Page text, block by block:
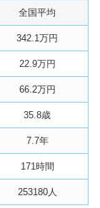
全国平均
342.1万円
22.9万円
66.2万円
35.8歳
7.7年
171時間
253180人